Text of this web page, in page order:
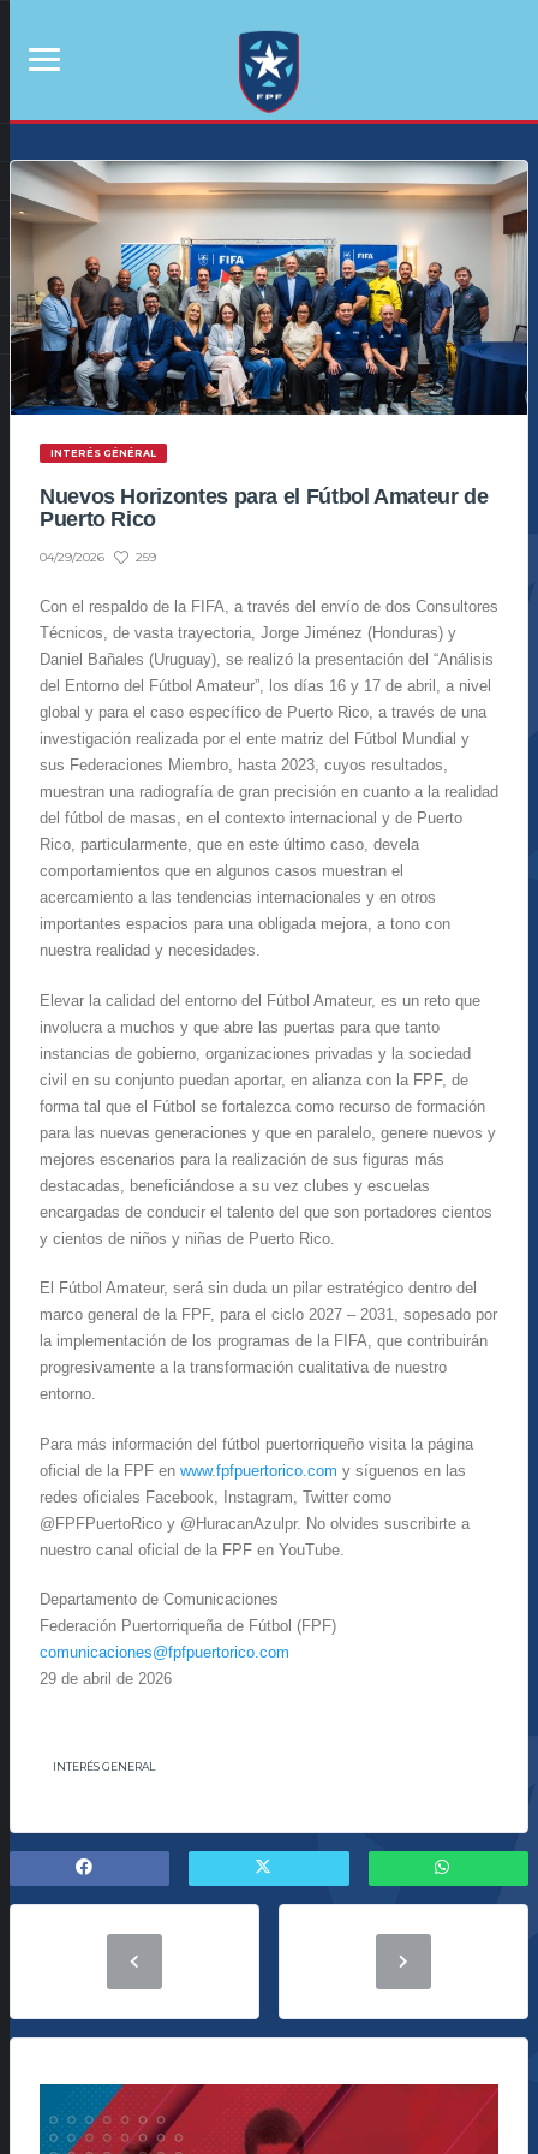
INTERÉS GÉNÉRAL
Nuevos Horizontes para el Fútbol Amateur de
Puerto Rico
04/29/2026 259
Con el respaldo de la FIFA, a través del envío de dos Consultores
Técnicos, de vasta trayectoria, Jorge Jiménez (Honduras) y
Daniel Bañales (Uruguay), se realizó la presentación del “Análisis
del Entorno del Fútbol Amateur”, los días 16 y 17 de abril, a nivel
global y para el caso específico de Puerto Rico, a través de una
investigación realizada por el ente matriz del Fútbol Mundial y
sus Federaciones Miembro, hasta 2023, cuyos resultados,
muestran una radiografía de gran precisión en cuanto a la realidad
del fútbol de masas, en el contexto internacional y de Puerto
Rico, particularmente, que en este último caso, devela
comportamientos que en algunos casos muestran el
acercamiento a las tendencias internacionales y en otros
importantes espacios para una obligada mejora, a tono con
nuestra realidad y necesidades.
Elevar la calidad del entorno del Fútbol Amateur, es un reto que
involucra a muchos y que abre las puertas para que tanto
instancias de gobierno, organizaciones privadas y la sociedad
civil en su conjunto puedan aportar, en alianza con la FPF, de
forma tal que el Fútbol se fortalezca como recurso de formación
para las nuevas generaciones y que en paralelo, genere nuevos y
mejores escenarios para la realización de sus figuras más
destacadas, beneficiándose a su vez clubes y escuelas
encargadas de conducir el talento del que son portadores cientos
y cientos de niños y niñas de Puerto Rico.
El Fútbol Amateur, será sin duda un pilar estratégico dentro del
marco general de la FPF, para el ciclo 2027 – 2031, sopesado por
la implementación de los programas de la FIFA, que contribuirán
progresivamente a la transformación cualitativa de nuestro
entorno.
Para más información del fútbol puertorriqueño visita la página
oficial de la FPF en www.fpfpuertorico.com y síguenos en las
redes oficiales Facebook, Instagram, Twitter como
@FPFPuertoRico y @HuracanAzulpr. No olvides suscribirte a
nuestro canal oficial de la FPF en YouTube.
Departamento de Comunicaciones
Federación Puertorriqueña de Fútbol (FPF)
comunicaciones@fpfpuertorico.com
29 de abril de 2026
INTERÉS GENERAL